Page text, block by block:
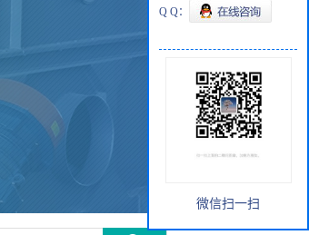
Q Q：
微信扫一扫